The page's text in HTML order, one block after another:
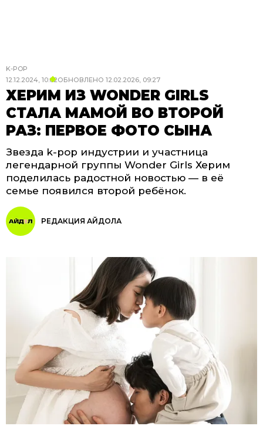
K-POP
12.12.2024, 10:02ОБНОВЛЕНО 12.02.2026, 09:27
ХЕРИМ ИЗ WONDER GIRLS
СТАЛА МАМОЙ ВО ВТОРОЙ
РАЗ: ПЕРВОЕ ФОТО СЫНА
Звезда k-pop индустрии и участница
легендарной группы Wonder Girls Херим
поделилась радостной новостью — в её
семье появился второй ребёнок.
РЕДАКЦИЯ АЙДОЛА